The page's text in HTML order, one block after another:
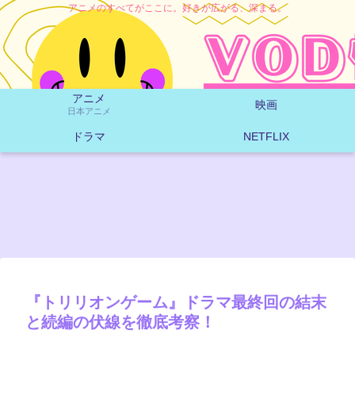
アニメのすべてがここに。好きが広がる、深まる。
アニメ
日本アニメ 映画
ドラマ NETFLIX
『トリリオンゲーム』ドラマ最終回の結末
と続編の伏線を徹底考察！